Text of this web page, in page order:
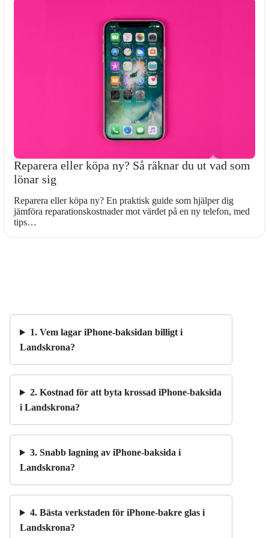
Reparera eller köpa ny? Så räknar du ut vad som
lönar sig
Reparera eller köpa ny? En praktisk guide som hjälper dig
jämföra reparationskostnader mot värdet på en ny telefon, med
tips…
1. Vem lagar iPhone-baksidan billigt i
Landskrona?
2. Kostnad för att byta krossad iPhone-baksida
i Landskrona?
3. Snabb lagning av iPhone-baksida i
Landskrona?
4. Bästa verkstaden för iPhone-bakre glas i
Landskrona?